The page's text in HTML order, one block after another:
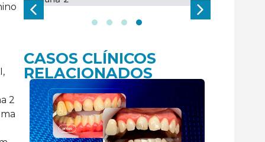
2
CASOS CLÍNICOS
RELACIONADOS